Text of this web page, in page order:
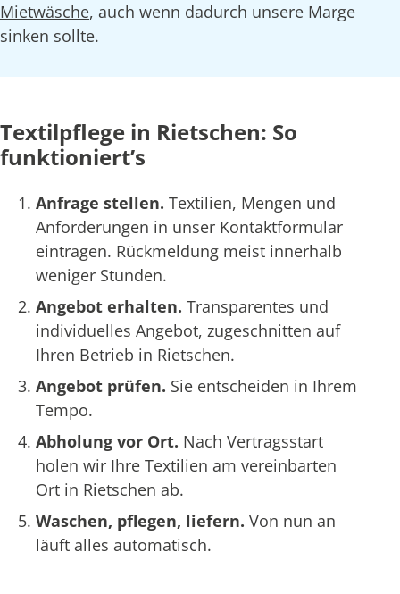
Mietwäsche, auch wenn dadurch unsere Marge
sinken sollte.
Textilpflege in Rietschen: So
funktioniert’s
Anfrage stellen. Textilien, Mengen und
Anforderungen in unser Kontaktformular
eintragen. Rückmeldung meist innerhalb
weniger Stunden.
Angebot erhalten. Transparentes und
individuelles Angebot, zugeschnitten auf
Ihren Betrieb in Rietschen.
Angebot prüfen. Sie entscheiden in Ihrem
Tempo.
Abholung vor Ort. Nach Vertragsstart
holen wir Ihre Textilien am vereinbarten
Ort in Rietschen ab.
Waschen, pflegen, liefern. Von nun an
läuft alles automatisch.